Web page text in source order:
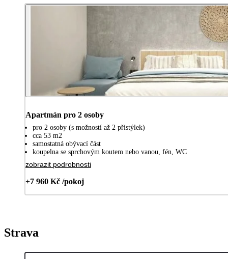
Apartmán pro 2 osoby
pro 2 osoby (s možností až 2 přistýlek)
cca 53 m2
samostatná obývací část
koupelna se sprchovým koutem nebo vanou, fén, WC
zobrazit podrobnosti
+7 960 Kč /pokoj
Strava